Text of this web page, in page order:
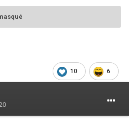
10 6